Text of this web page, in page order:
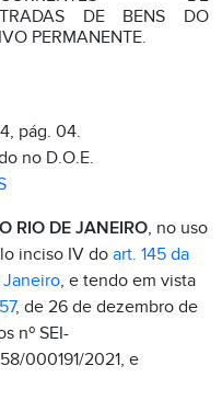
DE BENS DO
PERMANENTE.
pág. 04.
no D.O.E.
RIO DE JANEIRO, no uso
inciso IV do art. 145 da
, e tendo em vista
, de 26 de dezembro de
nº SEI-
000191/2021, e